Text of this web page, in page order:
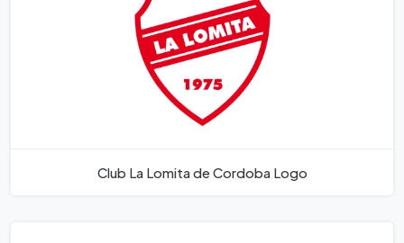
Club La Lomita de Cordoba Logo